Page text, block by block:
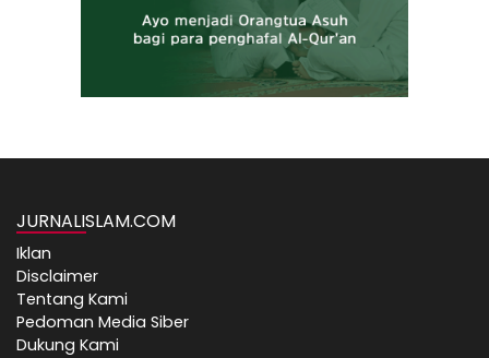
JURNALISLAM.COM
Iklan
Disclaimer
Tentang Kami
Pedoman Media Siber
Dukung Kami